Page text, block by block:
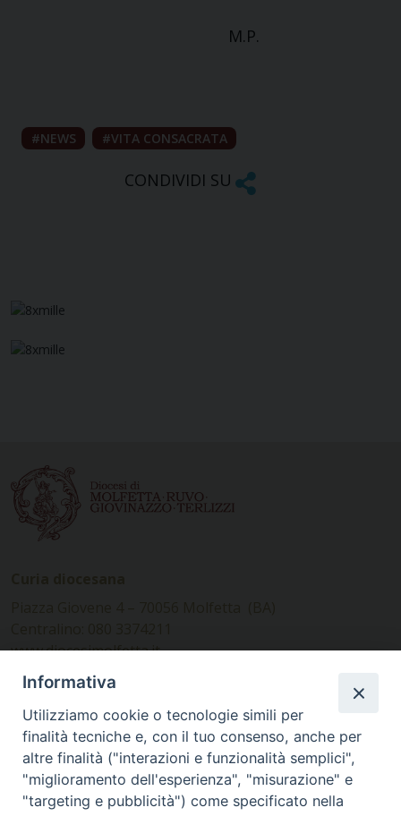
M.P.
NEWS VITA CONSACRATA
CONDIVIDI SU
www.diocesimolfetta.it –
diocesimolfetta@pec.chiesacattolica.it
Ufficio Comunicazioni sociali
Piazza Giovene 4 – 70056 Molfetta (BA)
comunicazionisociali@diocesimolfetta.it
Informativa
Utilizziamo cookie o tecnologie simili per
finalità tecniche e, con il tuo consenso, anche per
altre finalità ("interazioni e funzionalità semplici",
"miglioramento dell'esperienza", "misurazione" e
"targeting e pubblicità") come specificato nella